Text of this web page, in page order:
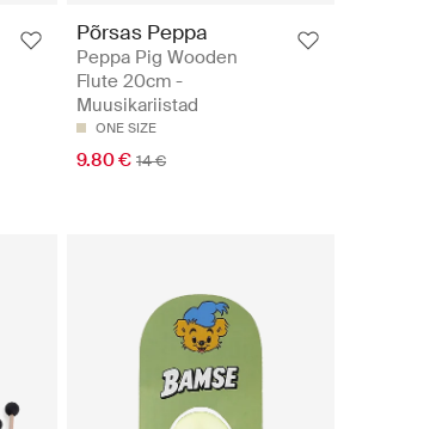
Põrsas Peppa
Peppa Pig Wooden
Flute 20cm -
Muusikariistad
ONE SIZE
9.80 € 14 €